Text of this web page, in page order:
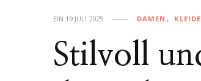
EIN 19 JULI 2025 DAMEN
Stilvoll